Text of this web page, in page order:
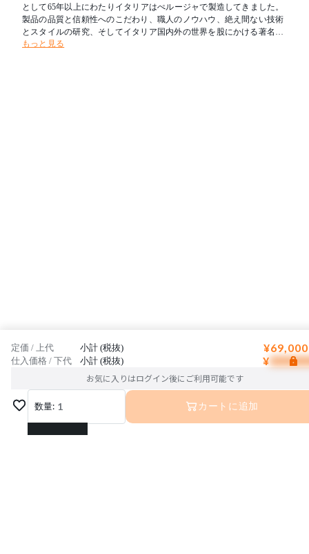
として65年以上にわたりイタリアはぺルージャで製造してきました。
製品の品質と信頼性へのこだわり、職人のノウハウ、絶え間ない技術
とスタイルの研究、そしてイタリア国内外の世界を股にかける著名デ
ザイナーとのコラボレーションにより、トレンドを創出し続けていま
もっと見る
定価 / 上代 小計 (税抜)
仕入価格 / 下代 小計 (税抜) ¥
お気に入りはログイン後にご利用可能です
数量: 1
1
カートに追加